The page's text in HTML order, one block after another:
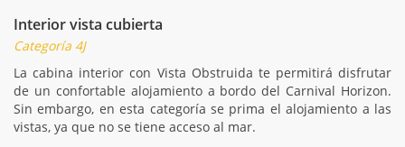
Interior vista cubierta
Categoría 4J
La cabina interior con Vista Obstruida te permitirá disfrutar
de un confortable alojamiento a bordo del Carnival Horizon.
Sin embargo, en esta categoría se prima el alojamiento a las
vistas, ya que no se tiene acceso al mar.